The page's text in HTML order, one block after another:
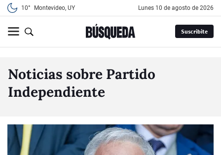
10° Montevideo, UY lunes 10 de agosto de 2026
Suscribite
Noticias sobre Partido
Independiente